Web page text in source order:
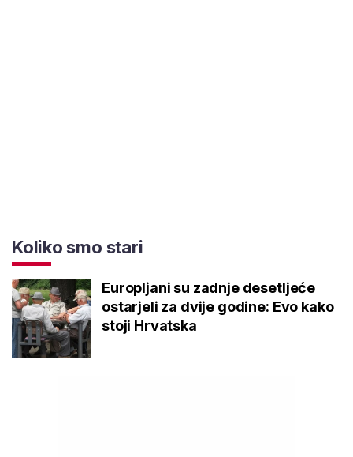
Koliko smo stari
Europljani su zadnje desetljeće
ostarjeli za dvije godine: Evo kako
stoji Hrvatska